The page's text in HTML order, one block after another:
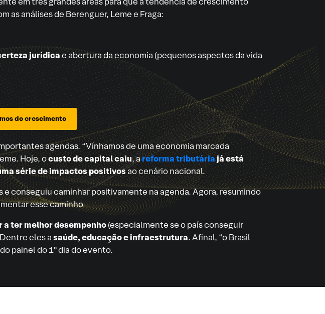
as análises de Berenguer, Leme e Fraga:
jurídicae abertura da economia (pequenos aspectos da vida
do crescimento
agendas. “Vínhamos de uma economia marcada
Hoje, ocusto de capital caiu, areforma tributáriajá está
série de impactos positivosao cenário nacional.
conseguiu caminhar positivamente na agenda. Agora, resumindo
esse caminho
ter melhor desempenho(especialmente se o país conseguir
eles asaúde, educação e infraestrutura. Afinal, “o Brasil
painel do 1º dia do evento.